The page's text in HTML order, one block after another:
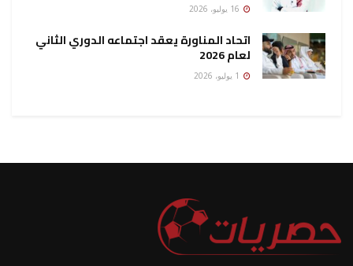
اتحاد المناورة يعقد اجتماعه الدوري الثاني
لعام 2026